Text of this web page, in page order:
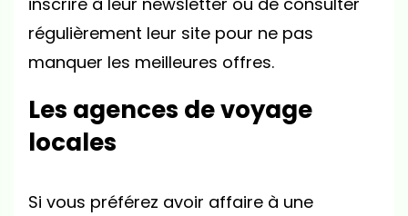
régulièrement leur site pour ne pas
manquer les meilleures offres.
Les agences de voyage
locales
Si vous préférez avoir affaire à une